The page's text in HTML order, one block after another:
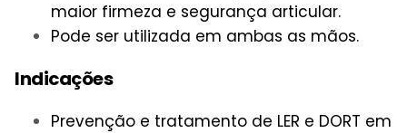
maior firmeza e segurança articular.
Pode ser utilizada em ambas as mãos.
Indicações
Prevenção e tratamento de LER e DORT em